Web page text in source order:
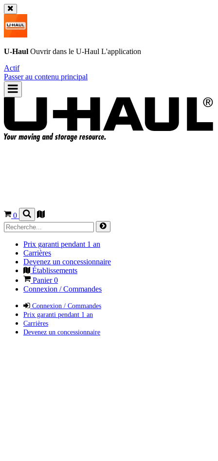
U-Haul Ouvrir dans le U-Haul L'application
Actif
Passer au contenu principal
0
Prix garanti pendant 1 an
Carrières
Devenez un concessionnaire
Établissements
Panier0
Connexion / Commandes
Connexion / Commandes
Prix garanti pendant 1 an
Carrières
Devenez un concessionnaire